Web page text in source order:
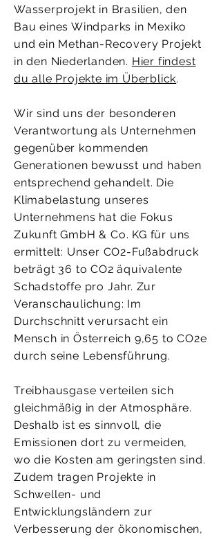
Wasserprojekt in Brasilien, den
Bau eines Windparks in Mexiko
und ein Methan-Recovery Projekt
in den Niederlanden. Hier findest
du alle Projekte im Überblick.
Wir sind uns der besonderen
Verantwortung als Unternehmen
gegenüber kommenden
Generationen bewusst und haben
entsprechend gehandelt. Die
Klimabelastung unseres
Unternehmens hat die Fokus
Zukunft GmbH & Co. KG für uns
ermittelt: Unser CO2-Fußabdruck
beträgt 36 to CO2 äquivalente
Schadstoffe pro Jahr. Zur
Veranschaulichung: Im
Durchschnitt verursacht ein
Mensch in Österreich 9,65 to CO2e
durch seine Lebensführung.
Treibhausgase verteilen sich
gleichmäßig in der Atmosphäre.
Deshalb ist es sinnvoll, die
Emissionen dort zu vermeiden,
wo die Kosten am geringsten sind.
Zudem tragen Projekte in
Schwellen- und
Entwicklungsländern zur
Verbesserung der ökonomischen,